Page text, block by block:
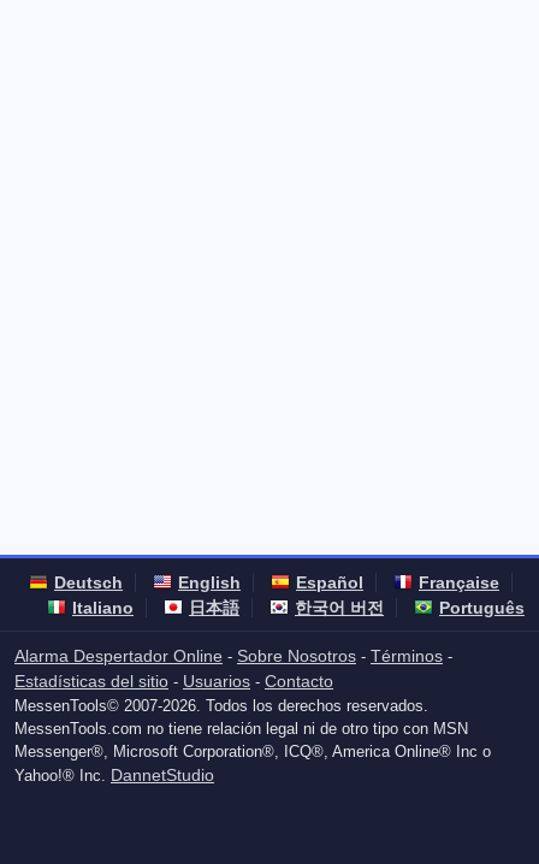
Deutsch English Español
Française
Italiano
日本語 한국어 버전 Português
Alarma Despertador Online - Sobre Nosotros - Términos -
Estadísticas del sitio - Usuarios - Contacto
MessenTools© 2007-2026. Todos los derechos reservados.
MessenTools.com no tiene relación legal ni de otro tipo con MSN
Messenger®, Microsoft Corporation®, ICQ®, America Online® Inc o
Yahoo!® Inc. DannetStudio